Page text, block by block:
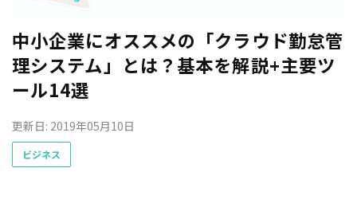
中小企業にオススメの「クラウド勤怠管
理システム」とは？基本を解説+主要ツ
ール14選
更新日: 2019年05月10日
ビジネス